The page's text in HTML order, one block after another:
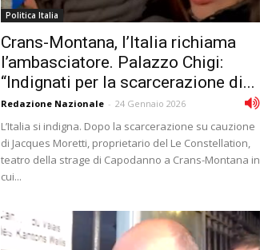
Politica Italia
Crans-Montana, l’Italia richiama
l’ambasciatore. Palazzo Chigi:
“Indignati per la scarcerazione di...
Redazione Nazionale - 24 Gennaio 2026
L’Italia si indigna. Dopo la scarcerazione su cauzione
di Jacques Moretti, proprietario del Le Constellation,
teatro della strage di Capodanno a Crans-Montana in
cui...